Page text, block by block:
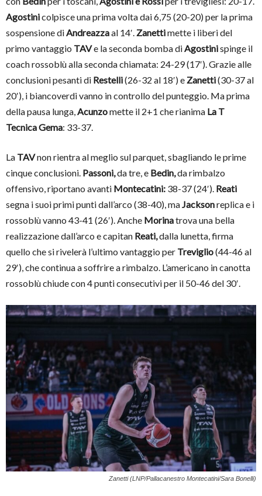
Agostinicolpisce una prima volta dai 6,75 (20-20) per la prima
sospensione diAndreazzaal 14′. Zanettimette i liberi del
primo vantaggio TAVe la seconda bomba diAgostinispinge il
coach rossoblù alla seconda chiamata: 24-29 (17′). Grazie alle
conclusioni pesanti di Restelli(26-32 al 18′) e Zanetti(30-37 al
20′), i biancoverdi vanno in controllo del punteggio. Ma prima
della pausa lunga,Acunzomette il 2+1 che rianima La T
Tecnica Gema: 33-37.
La TAVnon rientra al meglio sul parquet, sbagliando le prime
cinque conclusioni. Passoni,da tre, e Bedin,da rimbalzo
offensivo, riportano avanti Montecatini: 38-37 (24′). Reati
segna i suoi primi punti dall’arco (38-40), maJacksonreplica e i
rossoblù vanno 43-41 (26′). Anche Morinatrova una bella
realizzazione dall’arco e capitan Reati,dalla lunetta, firma
quello che si rivelerà l’ultimo vantaggio per Treviglio(44-46 al
29′), che continua a soffrire a rimbalzo. L’americano in canotta
rossoblù chiude con 4 punti consecutivi per il 50-46 del 30′.
Zanetti (LNP/Pallacanestro Montecatini/Sara Bonelli)